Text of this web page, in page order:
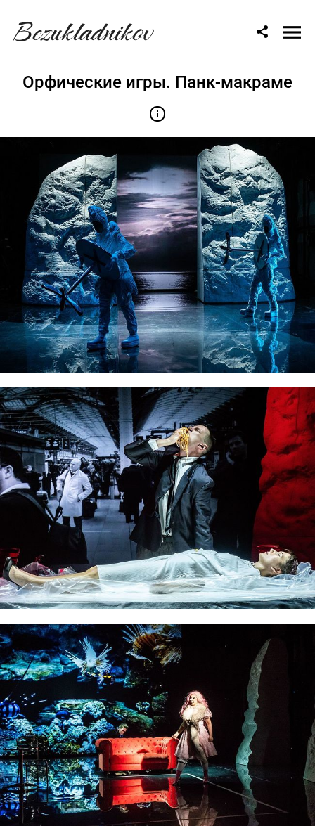
Bezukladnikov
Орфические игры. Панк-макраме